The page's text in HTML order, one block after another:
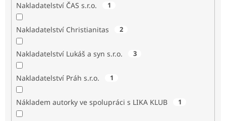
Nakladatelství ČAS s.r.o. 1
Nakladatelství Christianitas 2
Nakladatelství Lukáš a syn s.r.o. 3
Nakladatelství Práh s.r.o. 1
Nákladem autorky ve spolupráci s LIKA KLUB 1